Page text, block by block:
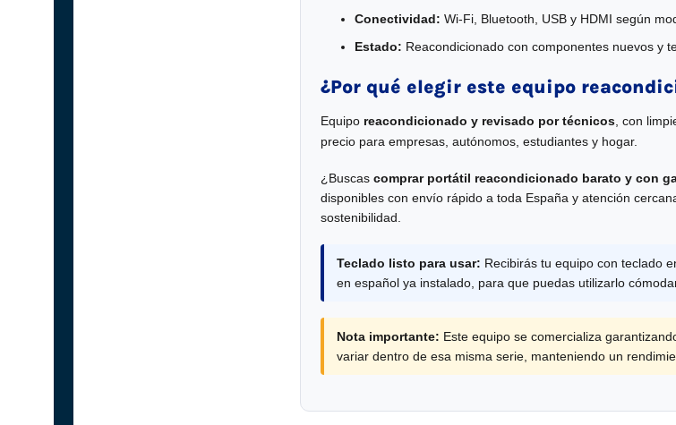
Conectividad: Wi-Fi, Bluetooth, USB y HDMI según
Estado: Reacondicionado con componentes nuevos y
¿Por qué elegir este equipo
Equipo reacondicionado y revisado por técnicos, con
precio para empresas, autónomos, estudiantes y hogar.
¿Buscas comprar portátil reacondicionado barato y con
disponibles con envío rápido a toda España y atención
sostenibilidad.
Teclado listo para usar: Recibirás tu equipo con teclado
en español ya instalado, para que puedas utilizarlo
Nota importante: Este equipo se comercializa
variar dentro de esa misma serie, manteniendo un